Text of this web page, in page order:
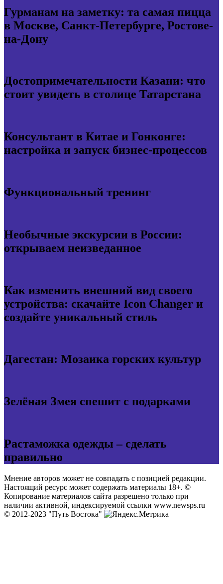
Гурманам на заметку: та самая пицца
в Москве, Санкт-Петербурге, Ростове-
на-Дону
Достопримечательности Казани: что
стоит увидеть в столице Татарстана
Консультант в Китае и Гонконге:
настройка и запуск бизнес-процессов
Функциональный тренинг
Необычные экскурсии в России:
открываем неизведанное
Как изменить внешний вид своего
устройства: скачайте Icon Changer и
создайте уникальный стиль
Дагестан: Мозаика горских культур
Зелёная Змея спешит с подарками
Растаможка одежды – сделать
правильно
Мнение авторов может не совпадать с позицией редакции.
Настоящий ресурс может содержать материалы 18+. ©
Копирование материалов сайта разрешено только при
наличии активной, индексируемой ссылки www.newsps.ru
© 2012-2023 "Путь Востока"